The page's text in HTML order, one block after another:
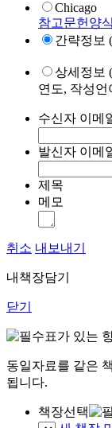
Chicago
참고문헌양
간략정보
상세정보
연도, 작성
수신자 이메
발신자 이메
제목
메모
취소 내보내기
내책장담기
닫기
표가 있는
동일자료를 같은
됩니다.
책장선택